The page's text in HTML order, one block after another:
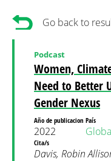
Go back to
Women,
Need to Better
Gender Nexus
Podcast
Año de publicacion
2022
País
Cita/s
Davis, Robin